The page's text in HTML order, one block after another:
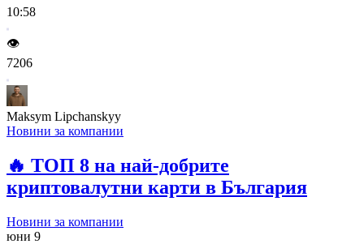
10:58
👁️
7206
Maksym Lipchanskyy
Новини за компании
🔥 ТОП 8 на най-добрите
криптовалутни карти в България
Новини за компании
юни 9